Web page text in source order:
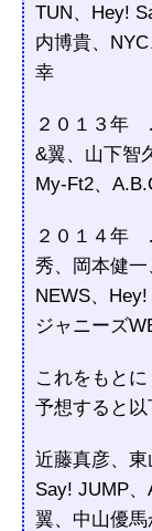
TUN、Hey!
内博貴、
幸
２０１３年
&翼、山下智
My-Ft2、
２０１４年
秀、岡本健一
NEWS、Hey!
ジャニーズ
これをもと
予想すると以
近藤真彦、
Say! JUMP
翼、中山優